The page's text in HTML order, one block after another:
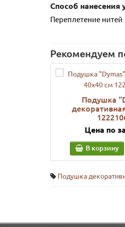
Способ нанесения
Переплетение нитей
Рекомендуем
Подушка
Цена по
В корзину
Подушка